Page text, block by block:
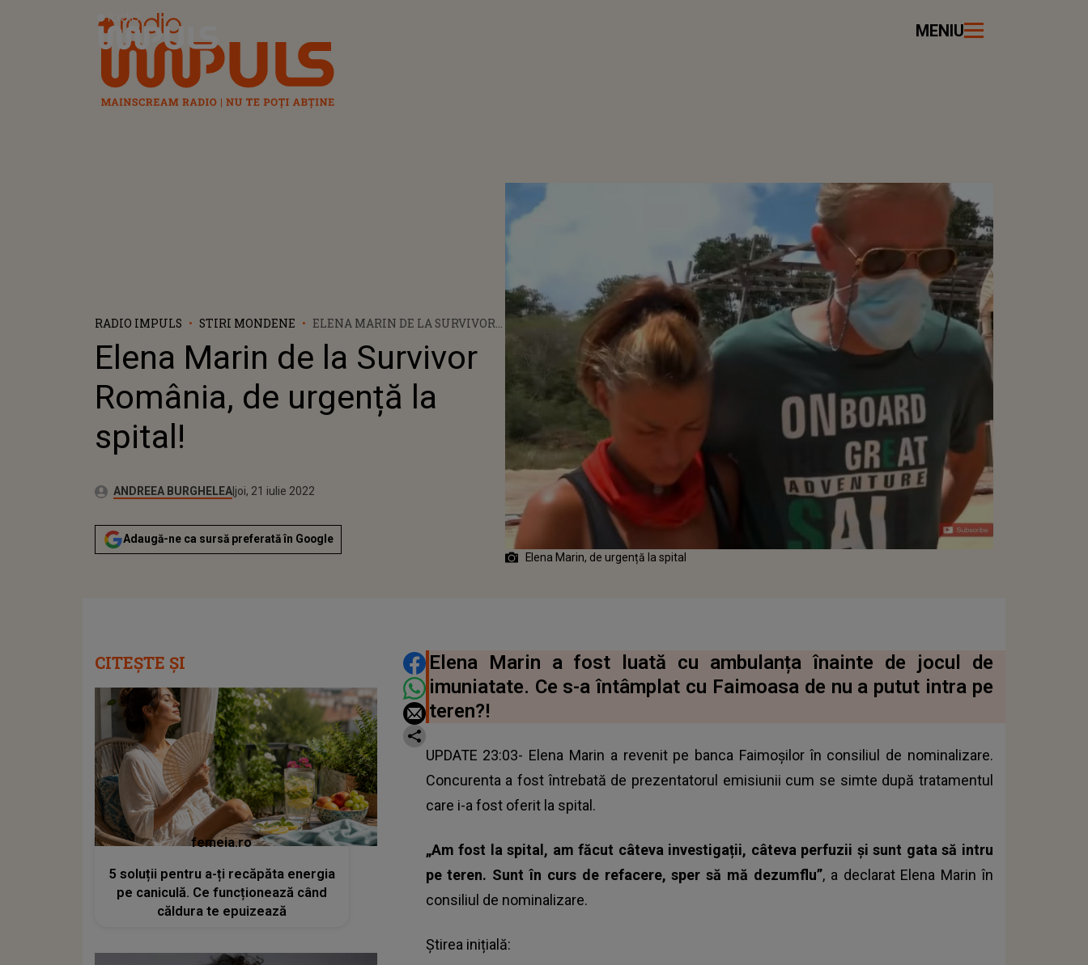
Radio Impuls MENIU
RADIO IMPULS STIRI MONDENE
ELENA MARIN DE LA SURVIVOR
SPITAL!
Elena Marin de la Survivor
România, de urgență la
spital!
Autor:ANDREEA BURGHELEAPublicat:
vineri, 2 aprilie 2021
Actualizat:
joi, 21 iulie 2022
Adaugă-ne ca sursă preferată în Google
Elena Marin, de urgență la spital
DISTRIBUIE ARTICOLUL
Elena Marin a fost luată cu ambulanța înainte de jocul de
imuniatate. Ce s-a întâmplat cu Faimoasa de nu a putut intra pe
teren?!
UPDATE 23:03- Elena Marin a revenit pe banca Faimoșilor în consiliul de nominalizare.
Concurenta a fost întrebată de prezentatorul emisiunii cum se simte după tratamentul
care i-a fost oferit la spital.
„Am fost la spital, am făcut câteva investigații, câteva perfuzii și sunt gata să intru
pe teren. Sunt în curs de refacere, sper să mă dezumflu”, a declarat Elena Marin în
consiliul de nominalizare.
Știrea inițială:
CITEȘTE ȘI
femeia.ro
5 soluții pentru a-ți recăpăta energia
pe caniculă. Ce funcționează când
căldura te epuizează